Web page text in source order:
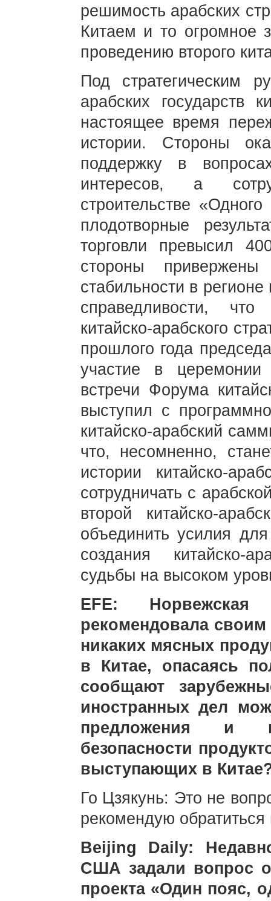
решимость арабских
Китаем и то огромное
проведению второго
Под стратегическим
арабских государств
настоящее время
истории. Стороны
поддержку в
интересов, а
строительстве
плодотворные
торговли превысил
стороны
стабильности в
справедливости,
китайско-арабского
прошлого года
участие в церемонии
встречи Форума
выступил с
китайско-арабский
что, несомненно,
истории китайско-
сотрудничать с
второй китайско-
объединить усилия
создания китайско-
судьбы на высоком
EFE: Норвежская
рекомендовала своим
никаких мясных
в Китае, опасаясь
сообщают
иностранных дел
предложения и
безопасности
выступающих в
Го Цзякунь: Это не
рекомендую
Beijing Daily:
США задали вопрос
проекта «Один пояс,